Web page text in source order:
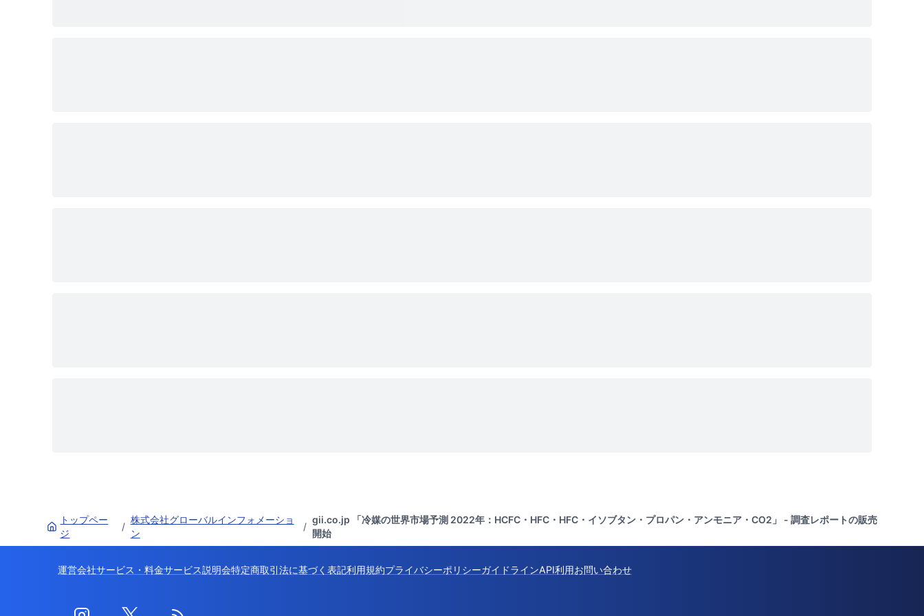
トップペー
ジ
/
株式会社グローバルインフォメーショ
ン
/
gii.co.jp 「冷媒の世界市場予測 2022年：HCFC・HFC・HFC・イソブタン・プロパン・アンモニア・CO2」 - 調査レポートの販売
開始
運営会社サービス・料金サービス説明会特定商取引法に基づく表記利用規約プライバシーポリシーガイドラインAPI利用お問い合わせ